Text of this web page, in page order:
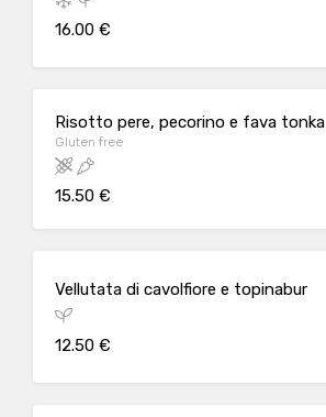
16.00 €
Risotto pere, pecorino e fava tonka
Gluten free
15.50 €
Vellutata di cavolfiore e topinabur
12.50 €